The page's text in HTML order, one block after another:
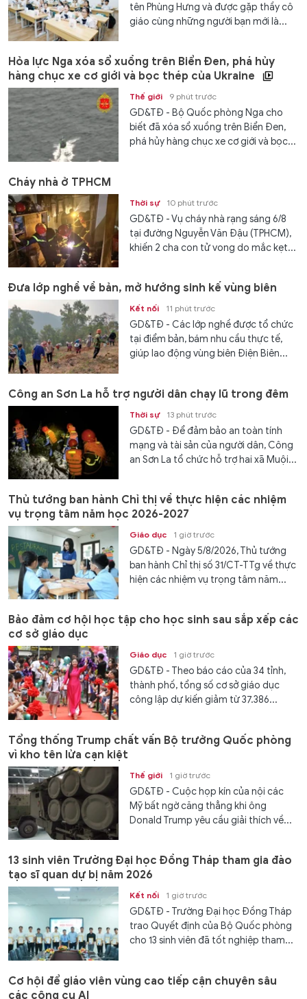
tên Phùng Hưng và được gặp thầy cô
giáo cùng những người bạn mới là...
Hỏa lực Nga xóa sổ xuồng trên Biển Đen, phá hủy
hàng chục xe cơ giới và bọc thép của Ukraine
Thế giới 9 phút trước
GD&TĐ - Bộ Quốc phòng Nga cho
biết đã xóa sổ xuồng trên Biển Đen,
phá hủy hàng chục xe cơ giới và bọc...
Cháy nhà ở TPHCM
Thời sự 10 phút trước
GD&TĐ - Vụ cháy nhà rạng sáng 6/8
tại đường Nguyễn Văn Đậu (TPHCM),
khiến 2 cha con tử vong do mắc kẹt...
Đưa lớp nghề về bản, mở hướng sinh kế vùng biên
Kết nối 11 phút trước
GD&TĐ - Các lớp nghề được tổ chức
tại điểm bản, bám nhu cầu thực tế,
giúp lao động vùng biên Điện Biên...
Công an Sơn La hỗ trợ người dân chạy lũ trong đêm
Thời sự 13 phút trước
GD&TĐ - Để đảm bảo an toàn tính
mạng và tài sản của người dân, Công
an Sơn La tổ chức hỗ trợ hai xã Muội...
Thủ tướng ban hành Chỉ thị về thực hiện các nhiệm
vụ trọng tâm năm học 2026-2027
Giáo dục 1 giờ trước
GD&TĐ - Ngày 5/8/2026, Thủ tướng
ban hành Chỉ thị số 31/CT-TTg về thực
hiện các nhiệm vụ trọng tâm năm...
Bảo đảm cơ hội học tập cho học sinh sau sắp xếp các
cơ sở giáo dục
Giáo dục 1 giờ trước
GD&TĐ - Theo báo cáo của 34 tỉnh,
thành phố, tổng số cơ sở giáo dục
công lập dự kiến giảm từ 37.386...
Tổng thống Trump chất vấn Bộ trưởng Quốc phòng
vì kho tên lửa cạn kiệt
Thế giới 1 giờ trước
GD&TĐ - Cuộc họp kín của nội các
Mỹ bất ngờ căng thẳng khi ông
Donald Trump yêu cầu giải thích về...
13 sinh viên Trường Đại học Đồng Tháp tham gia đào
tạo sĩ quan dự bị năm 2026
Kết nối 1 giờ trước
GD&TĐ - Trường Đại học Đồng Tháp
trao Quyết định của Bộ Quốc phòng
cho 13 sinh viên đã tốt nghiệp tham...
Cơ hội để giáo viên vùng cao tiếp cận chuyên sâu
các công cụ AI